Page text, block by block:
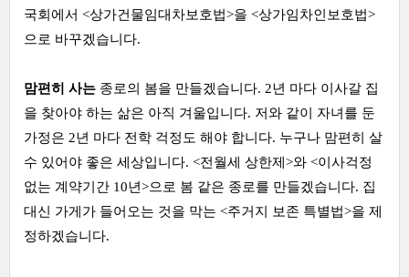
국회에서 <상가건물임대차보호법>을 <상가임차인보호법>
으로 바꾸겠습니다.
맘편히 사는 종로의 봄을 만들겠습니다. 2년 마다 이사갈 집
을 찾아야 하는 삶은 아직 겨울입니다. 저와 같이 자녀를 둔
가정은 2년 마다 전학 걱정도 해야 합니다. 누구나 맘편히 살
수 있어야 좋은 세상입니다. <전월세 상한제>와 <이사걱정
없는 계약기간 10년>으로 봄 같은 종로를 만들겠습니다. 집
대신 가게가 들어오는 것을 막는 <주거지 보존 특별법>을 제
정하겠습니다.